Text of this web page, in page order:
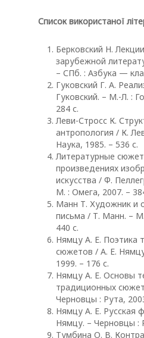
Список використаної
Берковский Н.
зарубежной
– СПб. : Азбука —
Гуковский Г. А.
Гуковский. – М.-Л. :
284 с.
Леви-Стросс К.
антропология / К.
Наука, 1985. – 536 с.
Литературные
произведениях
искусства / Ф.
М. : Омега, 2007. –
Манн Т. Художник и
письма / Т. Манн. –
440 с.
Нямцу А. Е. Поэтика
сюжетов / А. Е.
1999. – 176 с.
Нямцу А. Е. Основы
традиционных
Черновцы : Рута,
Нямцу А. Е. Русская
Нямцу. – Черновцы :
Тумбина О. В.